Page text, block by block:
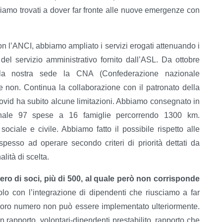
trovati a dover far fronte alle nuove emergenze con
l’ANCI, abbiamo ampliato i servizi erogati attenuando i
servizio amministrativo fornito dall’ASL. Da ottobre
nostra sede la CNA (Confederazione nazionale
non. Continua la collaborazione con il patronato della
ha subito alcune limitazioni. Abbiamo consegnato in
97 spese a 16 famiglie percorrendo 1300 km.
e civile. Abbiamo fatto il possibile rispetto alle
ad operare secondo criteri di priorità dettati da
di scelta.
di soci, più di 500, al quale però non corrisponde
con l’integrazione di dipendenti che riusciamo a far
numero non può essere implementato ulteriormente.